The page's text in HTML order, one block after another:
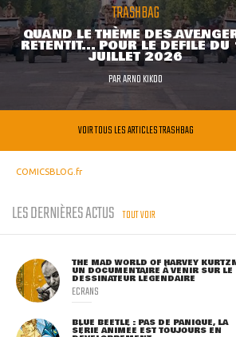
TRASHBAG
QUAND LE THÈME DES
RETENTIT... POUR LE DÉFILÉ DU
JUILLET 2026
PARARNO KIKOO
VOIR TOUS LES ARTICLES TRASHBAG
COMICSBLOG.fr
LES DERNIÈRES ACTUS TOUT VOIR
THE MAD WORLD OF HARVEY
UN DOCUMENTAIRE À VENIR SUR LE
DESSINATEUR LÉGENDAIRE
ECRANS
BLUE BEETLE : PAS DE PANIQUE, LA
SÉRIE ANIMÉE EST TOUJOURS EN